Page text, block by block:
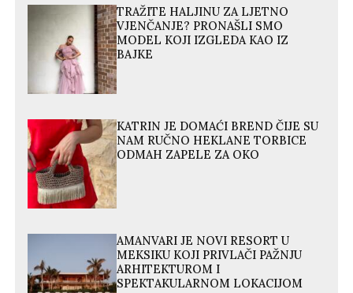
TRAŽITE HALJINU ZA LJETNO
VJENČANJE? PRONAŠLI SMO
MODEL KOJI IZGLEDA KAO IZ
BAJKE
KATRIN JE DOMAĆI BREND ČIJE SU
NAM RUČNO HEKLANE TORBICE
ODMAH ZAPELE ZA OKO
AMANVARI JE NOVI RESORT U
MEKSIKU KOJI PRIVLAČI PAŽNJU
ARHITEKTUROM I
SPEKTAKULARNOM LOKACIJOM